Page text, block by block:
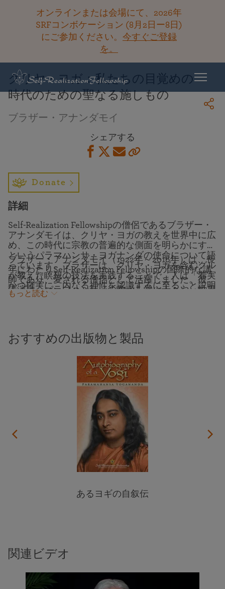
オンラインまたは会場にて、2026年
SRFコンボケーション (8月2日ー8日)
にご参加ください。 今すぐご登録
を。
ライブラリーに戻る
クリヤ・ヨガ：私たちの目覚めの
時代のための聖なる施しもの
ブラザー・アナンダモイ
シェアする
Donate
詳細
Self-Realization Fellowshipの僧侶であるブラザー・
アナンダモイは、クリヤ・ヨガの教えを世界中に広
め、この時代に宗教の普遍的な側面を明らかにする
というパラマハンサ・ヨガナンダの使命について語
っています。ブラザーは、クリヤ・ヨガを含むグル
が教えた瞑想の技法を実践することで、人は「着実
かつ確実に、内なる神性を認識するに至る」と説明
しています。
ブラザー・アナンダモイ（1922年～2016年）は、長
年にわたりSelf-Realization Fellowshipの国際的な講
師であり、愛される僧侶として活躍しました。彼の
講演は、パラマハンサジの教えを学ぶ人々や、世界
中の霊的探求者たちに対し、今もなお、霊的道に関
of India（インドおよび近隣諸国においてパラマハ
ンサ・ヨガナンダの活動が知られている名称）のラ
ナンダ・スムリティ・マンディール（記念堂）の奉
献式典の席上で行われました。
もっと読む
おすすめの出版物と製品
あるヨギの自叙伝
関連ビデオ